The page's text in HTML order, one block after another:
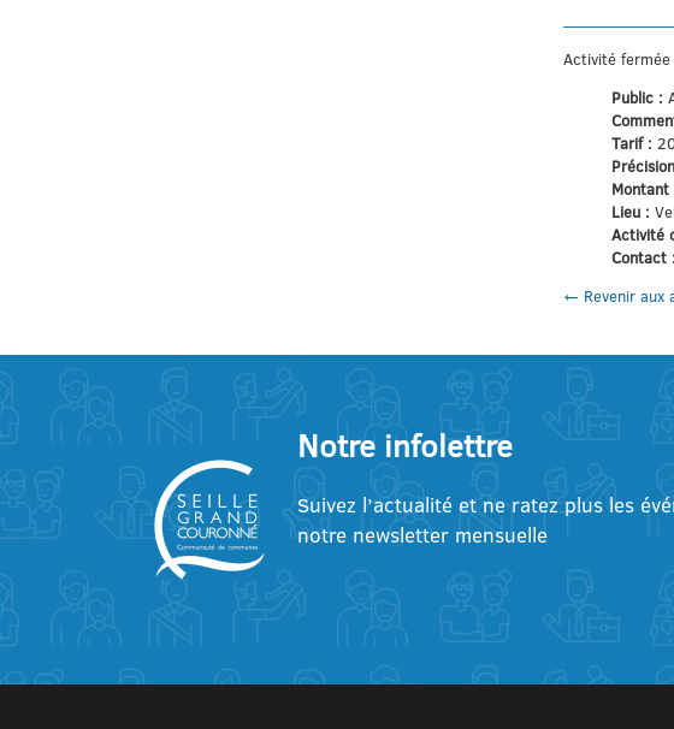
Activité fermée
Public :
Tarif :
Montant
Lieu :
Activité
Contact :
← Revenir aux
Notre infolettre
Suivez l’actualité et ne ratez plus les
notre newsletter mensuelle